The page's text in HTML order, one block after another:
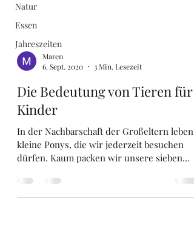
Natur
Essen
Jahreszeiten
Maren
6. Sept. 2020
3 Min. Lesezeit
Die Bedeutung von Tieren für
Kinder
In der Nachbarschaft der Großeltern leben
kleine Ponys, die wir jederzeit besuchen
dürfen. Kaum packen wir unsere sieben